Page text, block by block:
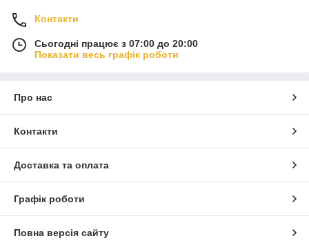
Контакти
Сьогодні працює з 07:00 до 20:00
Показати весь графік роботи
Про нас
Контакти
Доставка та оплата
Графік роботи
Повна версія сайту